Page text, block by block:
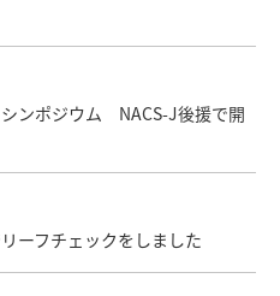
ンポジウム NACS-J後援で開
ーフチェックをしました